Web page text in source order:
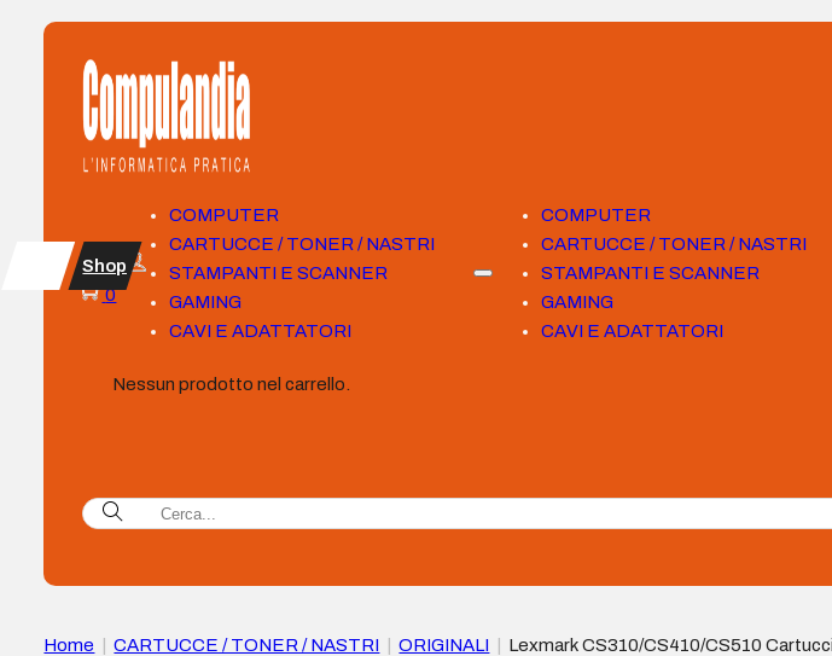
COMPUTER
CARTUCCE / TONER / NASTRI
STAMPANTI E SCANNER
GAMING
CAVI E ADATTATORI
COMPUTER
CARTUCCE / TONER / NASTRI
STAMPANTI E SCANNER
GAMING
CAVI E ADATTATORI
Shop
0
Nessun prodotto nel carrello.
Home CARTUCCE / TONER / NASTRI ORIGINALI Lexmark CS310/CS410/CS510